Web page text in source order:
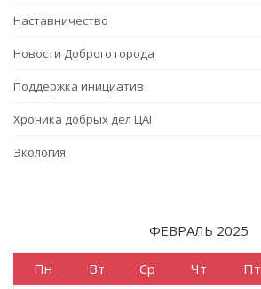
Наставничество
Новости Доброго города
Поддержка инициатив
Хроника добрых дел ЦАГ
Экология
ФЕВРАЛЬ 2025
Пн Вт Ср Чт Пт